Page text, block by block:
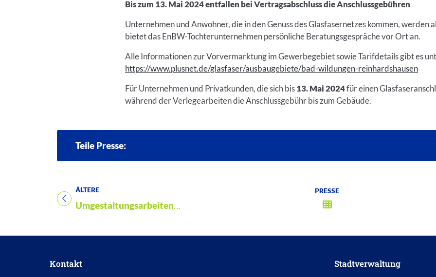
Bis zum 13. Mai 2024 entfallen bei Vertragsabschluss die Anschlussgebühren
Unternehmen und Anwohner, die in den Genuss des Glasfasernetzes kommen,
bietet das EnBW-Tochterunternehmen persönliche Beratungsgespräche vor Ort an.
Alle Informationen zur Vorvermarktung im Gewerbegebiet sowie Tarifdetails gibt es
https://www.plusnet.de/glasfaser/ausbaugebiete/bad-wildungen-reinhardshausen
Für Unternehmen und Privatkunden, die sich bis13. Mai 2024für einen
während der Verlegearbeiten die Anschlussgebühr bis zum Gebäude.
Teile Presse:
ÄLTERE
Titel für Presse
Umgestaltungsarbeiten Areal „Brunnenallee 1“
PRESSE
Kontakt Stadtverwaltung